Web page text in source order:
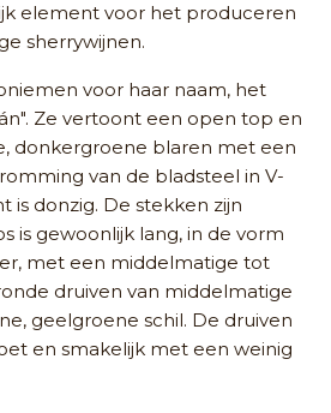
element voor het produceren
sherrywijnen.
voor haar naam, het
Ze vertoont een open top en
donkergroene blaren met een
van de bladsteel in V-
is donzig. De stekken zijn
is gewoonlijk lang, in de vorm
met een middelmatige tot
druiven van middelmatige
geelgroene schil. De druiven
en smakelijk met een weinig